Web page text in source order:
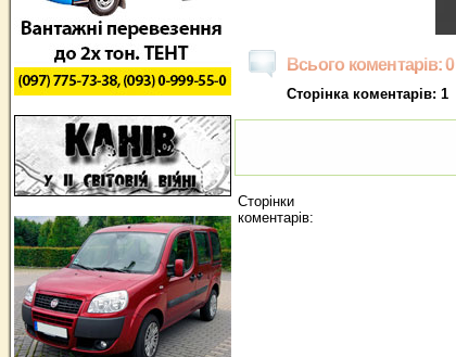
Всього коментарів: 0
Сторінка коментарів: 1
Сторінки
коментарів: